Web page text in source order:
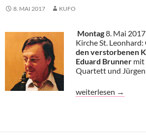
8. MAI 2017 KUFO
Montag8. Mai
Kirche St. Leonhard:
den verstorbenen
Eduard Brunner mit
Quartett und
Kammermusik:
weiterlesen →